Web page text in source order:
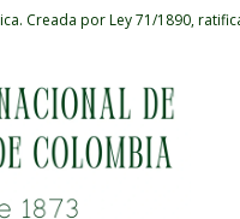
Creada por Ley 71/1890,